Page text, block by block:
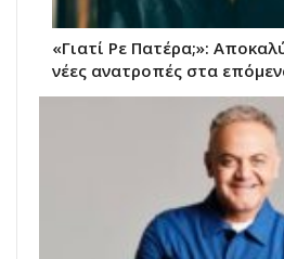
«Γιατί Ρε Πατέρα;»:
νέες ανατροπές στα